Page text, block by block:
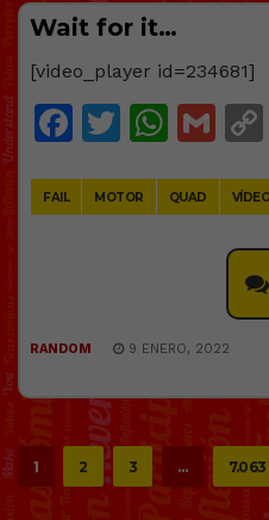
Wait for it…
[video_player id=234681]
Facebook
Twitter
FAIL MOTOR QUAD
RANDOM 9 ENERO, 2022
1 2 3 … 7.063